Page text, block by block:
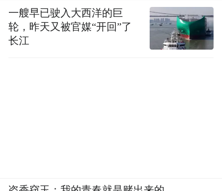
一艘早已驶入大西洋的巨
轮，昨天又被官媒“开回”了
长江